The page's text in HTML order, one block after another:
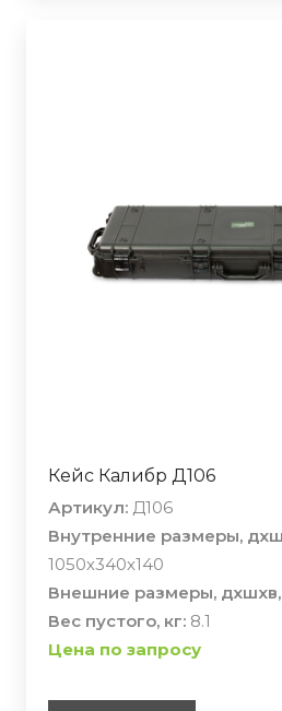
Кейс Калибр Д106
Артикул: Д106
Внутренние размеры,
1050х340х140
Внешние размеры,
Вес пустого, кг: 8.1
Цена по запросу